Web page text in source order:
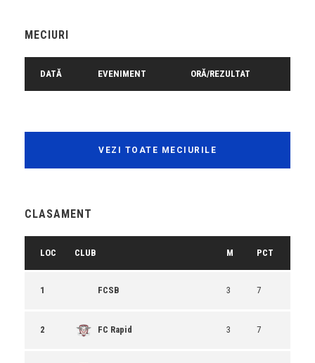
MECIURI
DATĂ EVENIMENT ORĂ/REZULTAT
VEZI TOATE MECIURILE
CLASAMENT
LOC CLUB M PCT
1 FCSB 3 7
2 FC Rapid 3 7